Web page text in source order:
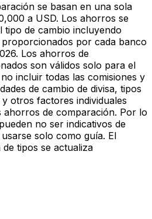
se basan en una sola
a USD. Los ahorros se
de cambio incluyendo
por cada banco
Los ahorros de
son válidos solo para el
incluir todas las comisiones y
de cambio de divisa, tipos
otros factores individuales
ahorros de comparación. Por lo
no ser indicativos de
solo como guía. El
tipos se actualiza